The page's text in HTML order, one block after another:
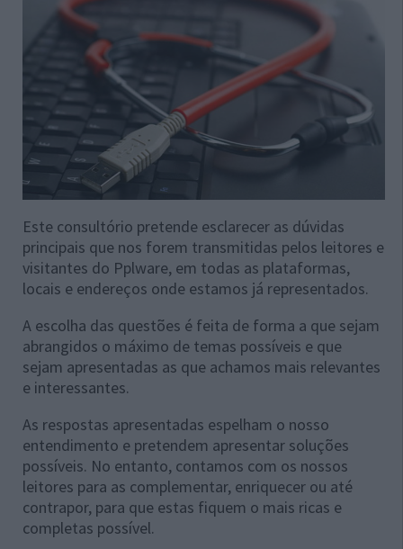
Este consultório pretende esclarecer as dúvidas
principais que nos forem transmitidas pelos leitores e
visitantes do Pplware, em todas as plataformas,
locais e endereços onde estamos já representados.
A escolha das questões é feita de forma a que sejam
abrangidos o máximo de temas possíveis e que
sejam apresentadas as que achamos mais relevantes
e interessantes.
As respostas apresentadas espelham o nosso
entendimento e pretendem apresentar soluções
possíveis. No entanto, contamos com os nossos
leitores para as complementar, enriquecer ou até
contrapor, para que estas fiquem o mais ricas e
completas possível.